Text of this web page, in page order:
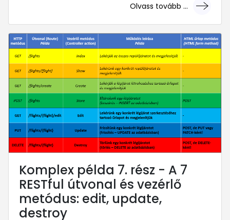
Olvass tovább ...
... mert megéri!
Komplex példa 7. rész - A 7
RESTful útvonal és vezérlő
metódus: edit, update,
destroy